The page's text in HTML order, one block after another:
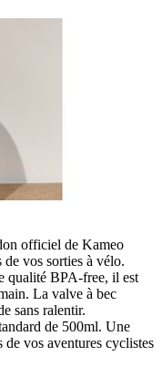
officiel de Kameo
vos sorties à vélo.
qualité BPA-free, il est
La valve à bec
sans ralentir.
de 500ml. Une
vos aventures cyclistes